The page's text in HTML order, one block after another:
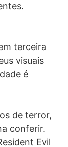
terceira
visuais
é
de terror,
conferir.
Evil